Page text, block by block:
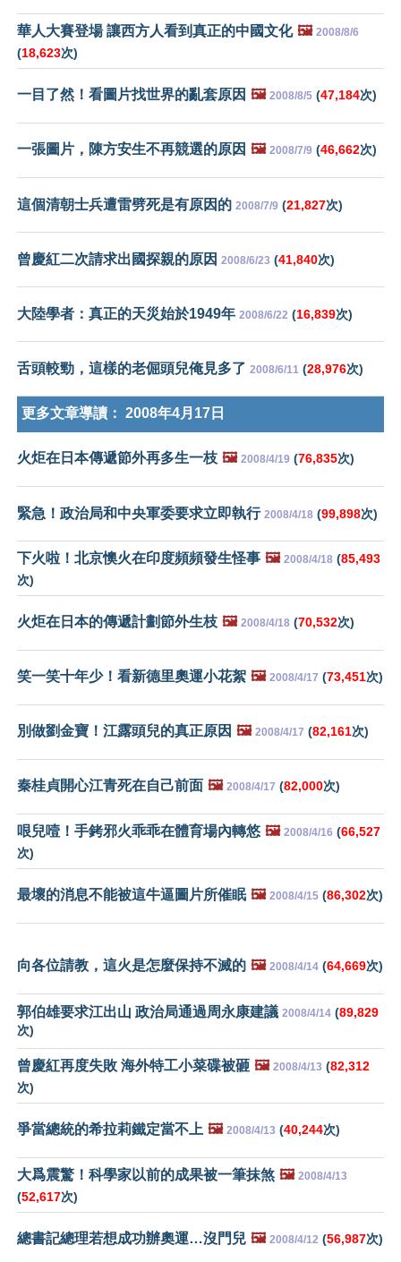
華人大賽登場 讓西方人看到真正的中國文化 🖼️ 2008/8/6
(18,623次)
一目了然！看圖片找世界的亂套原因 🖼️ 2008/8/5 (47,184次)
一張圖片，陳方安生不再競選的原因 🖼️ 2008/7/9 (46,662次)
這個清朝士兵遭雷劈死是有原因的 2008/7/9 (21,827次)
曾慶紅二次請求出國探親的原因 2008/6/23 (41,840次)
大陸學者：真正的天災始於1949年 2008/6/22 (16,839次)
舌頭較勁，這樣的老倔頭兒俺見多了 2008/6/11 (28,976次)
更多文章導讀： 2008年4月17日
火炬在日本傳遞節外再多生一枝 🖼️ 2008/4/19 (76,835次)
緊急！政治局和中央軍委要求立即執行 2008/4/18 (99,898次)
下火啦！北京懊火在印度頻頻發生怪事 🖼️ 2008/4/18 (85,493
次)
火炬在日本的傳遞計劃節外生枝 🖼️ 2008/4/18 (70,532次)
笑一笑十年少！看新德里奧運小花絮 🖼️ 2008/4/17 (73,451次)
別做劉金寶！江露頭兒的真正原因 🖼️ 2008/4/17 (82,161次)
秦桂貞開心江青死在自己前面 🖼️ 2008/4/17 (82,000次)
哏兒噎！手銬邪火乖乖在體育場內轉悠 🖼️ 2008/4/16 (66,527
次)
最壞的消息不能被這牛逼圖片所催眠 🖼️ 2008/4/15 (86,302次)
向各位請教，這火是怎麼保持不滅的 🖼️ 2008/4/14 (64,669次)
郭伯雄要求江出山 政治局通過周永康建議 2008/4/14 (89,829
次)
曾慶紅再度失敗 海外特工小菜碟被砸 🖼️ 2008/4/13 (82,312
次)
爭當總統的希拉莉鐵定當不上 🖼️ 2008/4/13 (40,244次)
大爲震驚！科學家以前的成果被一筆抹煞 🖼️ 2008/4/13
(52,617次)
總書記總理若想成功辦奧運…沒門兒 🖼️ 2008/4/12 (56,987次)